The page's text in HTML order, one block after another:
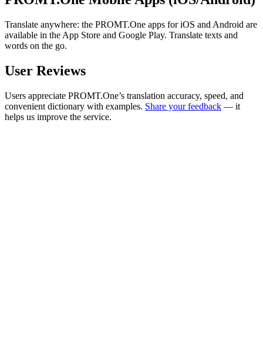
Translate anywhere: the PROMT.One apps for iOS and Android are
available in the App Store and Google Play. Translate texts and
words on the go.
User Reviews
Users appreciate PROMT.One’s translation accuracy, speed, and
convenient dictionary with examples. Share your feedback — it
helps us improve the service.